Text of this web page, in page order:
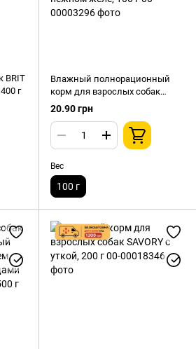
BRIT
г
Влажный полнорационный
корм для взрослых собак
малых пород Club 4 Paws (Клуб
4 лапы) Selection с курицей в
нежном желе, 100 г
20.90 грн
Вес
100 г